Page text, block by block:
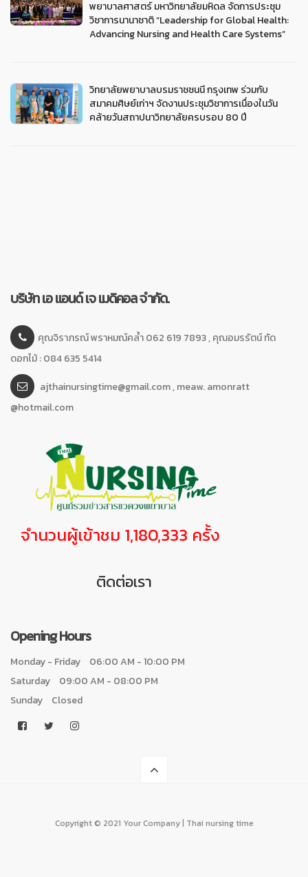
พยาบาลศาสตร์ มหาวิทยาลัยมหิดล จัดการประชุม
วิชาการนานาชาติ “Leadership for Global Health:
Advancing Nursing and Health Care Systems”
วิทยาลัยพยาบาลบรมราชชนนี กรุงเทพ ร่วมกับ
สมาคมศิษย์เก่าฯ จัดงานประชุมวิชาการเนื่องในวัน
คล้ายวันสถาปนาวิทยาลัยครบรอบ 80 ปี
บริษัท เอ แอนด์ เจ เมดิคอล จำกัด.
คุณจิราภรณ์ พราหมณ์คล้ำ 062 619 7893 , คุณอมรรัตน์ ทัด
ดอกไม้ : 084 635 5414
ajthainursingtime@gmail.com , meaw. amonratt
@hotmail.com
จำนวนผู้เข้าชม 1,180,333 ครั้ง
ติดต่อเรา
Opening Hours
Monday - Friday
06:00 AM - 10:00 PM
Saturday
09:00 AM - 08:00 PM
Sunday
Closed
Copyright © 2021 Your Company | Thai nursing time